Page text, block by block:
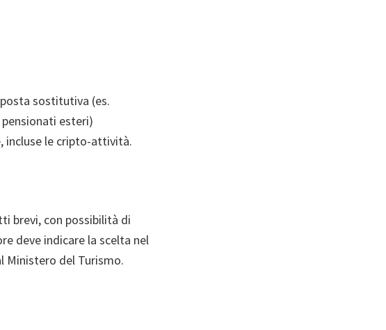
sostitutiva (es.
esteri)
incluse le cripto-attività.
brevi, con possibilità di
deve indicare la scelta nel
Ministero del Turismo.